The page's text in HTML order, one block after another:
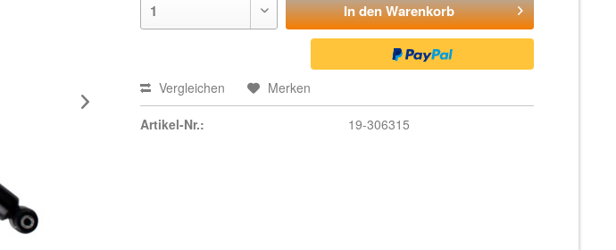
In denWarenkorb
Vergleichen Merken
Artikel-Nr.: 19-306315